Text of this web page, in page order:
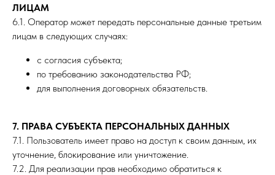
ЛИЦАМ
6.1. Оператор может передать персональные данные третьим
лицам в следующих случаях:
с согласия субъекта;
по требованию законодательства РФ;
для выполнения договорных обязательств.
7. ПРАВА СУБЪЕКТА ПЕРСОНАЛЬНЫХ ДАННЫХ
7.1. Пользователь имеет право на доступ к своим данным, их
уточнение, блокирование или уничтожение.
7.2. Для реализации прав необходимо обратиться к